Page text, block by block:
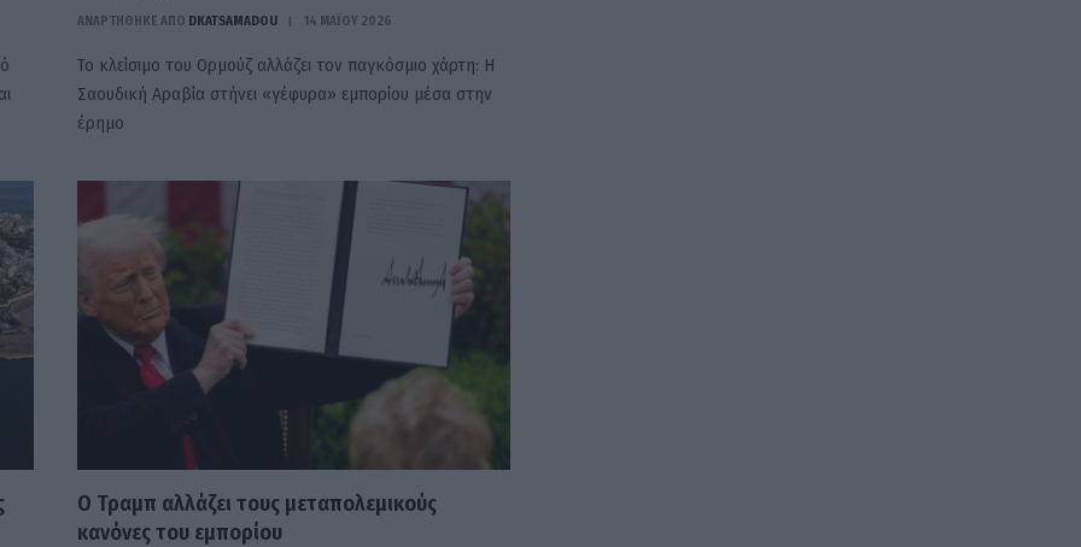
ΑΝΑΡΤΗΘΗΚΕ ΑΠΟ DKATSAMADOU 14 ΜΑΪ́ΟΥ 2026
Το κλείσιμο του Ορμούζ αλλάζει τον παγκόσμιο χάρτη: Η
Σαουδική Αραβία στήνει «γέφυρα» εμπορίου μέσα στην
έρημο
Ο Τραμπ αλλάζει τους μεταπολεμικούς
κανόνες του εμπορίου